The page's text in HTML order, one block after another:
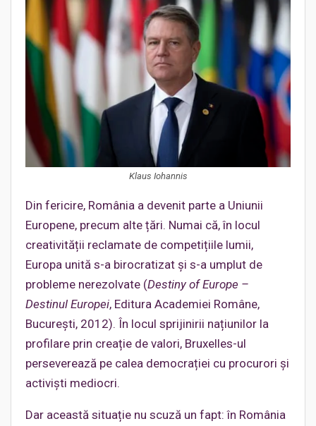
Klaus Iohannis
Din fericire, România a devenit parte a Uniunii
Europene, precum alte țări. Numai că, în locul
creativității reclamate de competițiile lumii,
Europa unită s-a birocratizat și s-a umplut de
probleme nerezolvate (Destiny of Europe –
Destinul Europei, Editura Academiei Române,
București, 2012). În locul sprijinirii națiunilor la
profilare prin creație de valori, Bruxelles-ul
perseverează pe calea democrației cu procurori și
activiști mediocri.
Dar această situație nu scuză un fapt: în România